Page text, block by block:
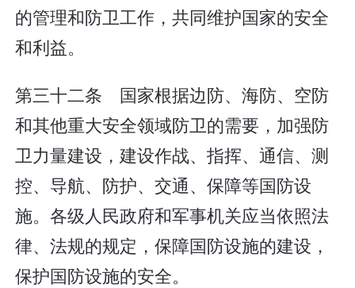
的管理和防卫工作，共同维护国家的安全
和利益。
第三十二条 国家根据边防、海防、空防
和其他重大安全领域防卫的需要，加强防
卫力量建设，建设作战、指挥、通信、测
控、导航、防护、交通、保障等国防设
施。各级人民政府和军事机关应当依照法
律、法规的规定，保障国防设施的建设，
保护国防设施的安全。